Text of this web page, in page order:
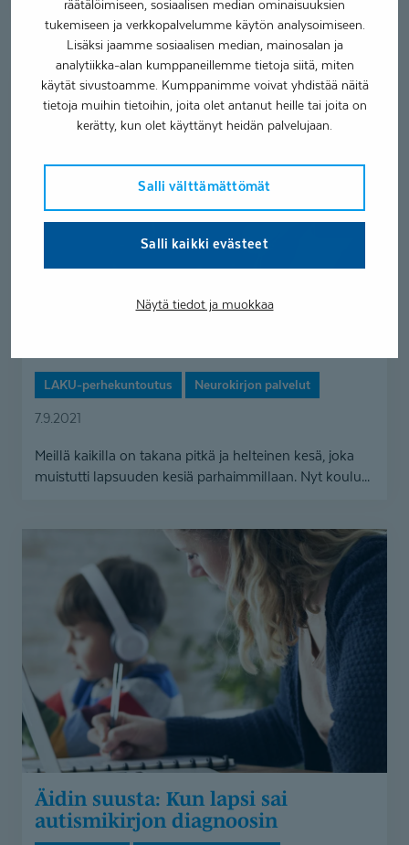
räätälöimiseen, sosiaalisen median ominaisuuksien
tukemiseen ja verkkopalvelumme käytön analysoimiseen.
Lisäksi jaamme sosiaalisen median, mainosalan ja
analytiikka-alan kumppaneillemme tietoja siitä, miten
käytät sivustoamme. Kumppanimme voivat yhdistää näitä
tietoja muihin tietoihin, joita olet antanut heille tai joita on
kerätty, kun olet käyttänyt heidän palvelujaan.
Salli välttämättömät
Salli kaikki evästeet
Näytä tiedot ja muokkaa
taistelua...
Vinkkejä
ADHD-
lapsen
koulunaloitukseen
LAKU-perhekuntoutus
Neurokirjon palvelut
7.9.2021
Meillä kaikilla on takana pitkä ja helteinen kesä, joka
muistutti lapsuuden kesiä parhaimmillaan. Nyt koulu...
autismikirjon
diagnoosin
Äidin suusta: Kun lapsi sai
autismikirjon diagnoosin